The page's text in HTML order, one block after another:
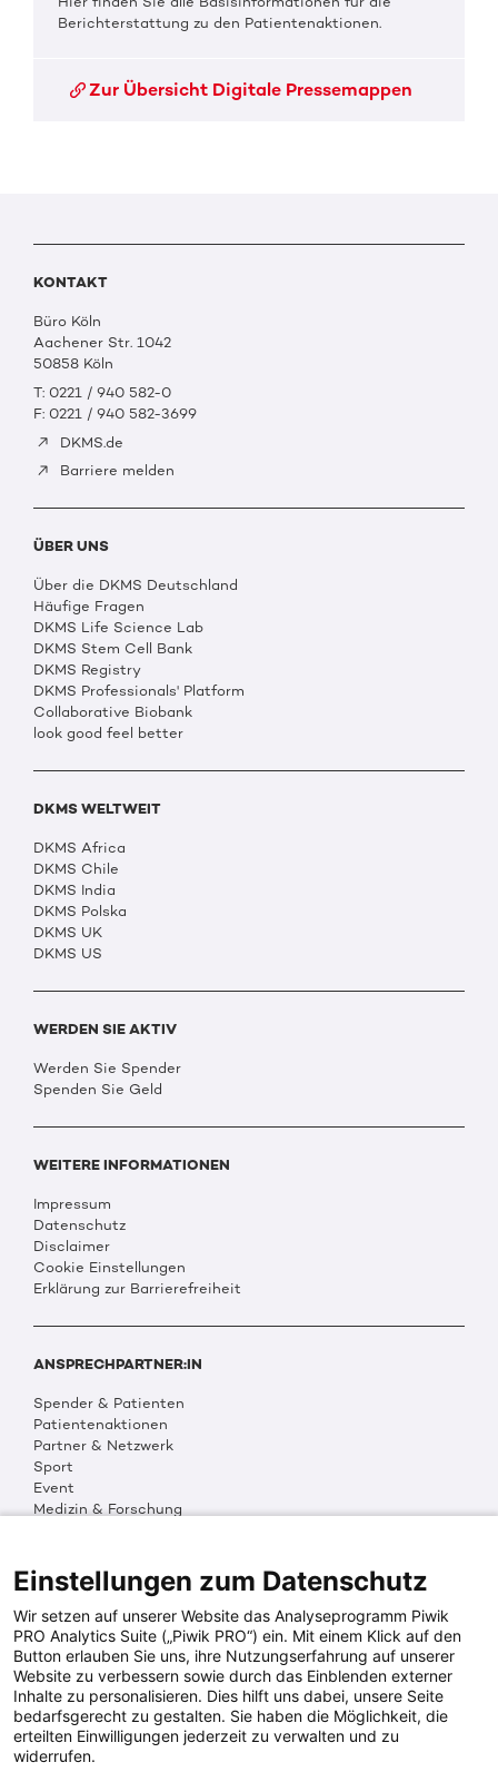
Berichterstattung zu den Patientenaktionen.
Zur Übersicht Digitale Pressemappen
KONTAKT
Büro Köln
Aachener Str. 1042
50858 Köln
T: 0221 / 940 582-0
F: 0221 / 940 582-3699
DKMS.de
Barriere melden
ÜBER UNS
Über die DKMS Deutschland
Häufige Fragen
DKMS Life Science Lab
DKMS Stem Cell Bank
DKMS Registry
DKMS Professionals' Platform
Collaborative Biobank
look good feel better
DKMS WELTWEIT
DKMS Africa
DKMS Chile
DKMS India
DKMS Polska
DKMS UK
DKMS US
WERDEN SIE AKTIV
Werden Sie Spender
Spenden Sie Geld
WEITERE INFORMATIONEN
Impressum
Datenschutz
Disclaimer
Cookie Einstellungen
Erklärung zur Barrierefreiheit
ANSPRECHPARTNER:IN
Spender & Patienten
Patientenaktionen
Partner & Netzwerk
Sport
Event
Medizin & Forschung
Multimedia
Social Media
PRESSEINFOS
Fotos & Media
Digitale Pressemappen
Patientenaktionen
Einstellungen zum Datenschutz
Wir setzen auf unserer Website das Analyseprogramm Piwik
PRO Analytics Suite („Piwik PRO“) ein. Mit einem Klick auf den
Button erlauben Sie uns, ihre Nutzungserfahrung auf unserer
Website zu verbessern sowie durch das Einblenden externer
Inhalte zu personalisieren. Dies hilft uns dabei, unsere Seite
bedarfsgerecht zu gestalten. Sie haben die Möglichkeit, die
erteilten Einwilligungen jederzeit zu verwalten und zu
widerrufen.